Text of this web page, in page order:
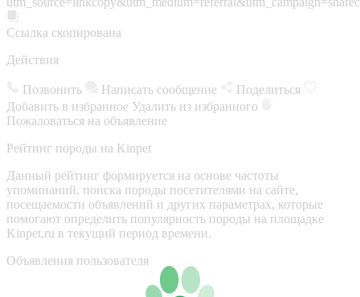
Ссылка скопирована
Действия
Позвонить Написать сообщение
Поделиться
Добавить в избранное Удалить из избранного
Пожаловаться на объявление
Рейтинг породы на Kinpet
Данный рейтинг формируется на основе частоты
упоминаний, поиска породы посетителями на сайте,
посещаемости объявлений и других параметрах, которые
помогают определить популярность породы на площадке
Kinpet.ru в текущий период времени.
Объявления пользователя